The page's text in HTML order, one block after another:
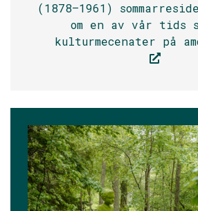
(1878–1961)
om en av vår tids
kulturmecenater på